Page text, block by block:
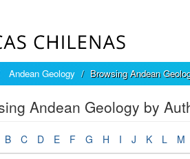
Andean Geology Browsing Andean
Andean Geology by
B C D E F G H I J K L M